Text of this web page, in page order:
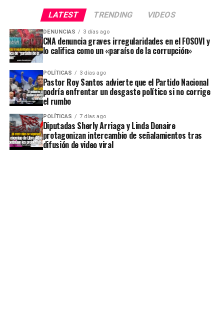
LATEST TRENDING VIDEOS
DENUNCIAS 3 días ago
CNA denuncia graves irregularidades en el FOSOVI y
lo califica como un «paraíso de la corrupción»
POLÍTICAS 3 días ago
Pastor Roy Santos advierte que el Partido Nacional
podría enfrentar un desgaste político si no corrige
el rumbo
POLÍTICAS 7 días ago
Diputadas Sherly Arriaga y Linda Donaire
protagonizan intercambio de señalamientos tras
difusión de video viral